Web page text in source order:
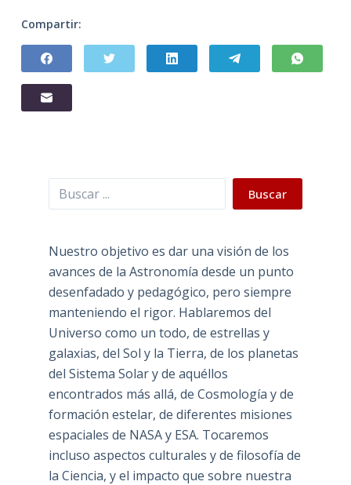
Compartir:
Buscar Buscar
Nuestro objetivo es dar una visión de los
avances de la Astronomía desde un punto
desenfadado y pedagógico, pero siempre
manteniendo el rigor. Hablaremos del
Universo como un todo, de estrellas y
galaxias, del Sol y la Tierra, de los planetas
del Sistema Solar y de aquéllos
encontrados más allá, de Cosmología y de
formación estelar, de diferentes misiones
espaciales de NASA y ESA. Tocaremos
incluso aspectos culturales y de filosofía de
la Ciencia, y el impacto que sobre nuestra